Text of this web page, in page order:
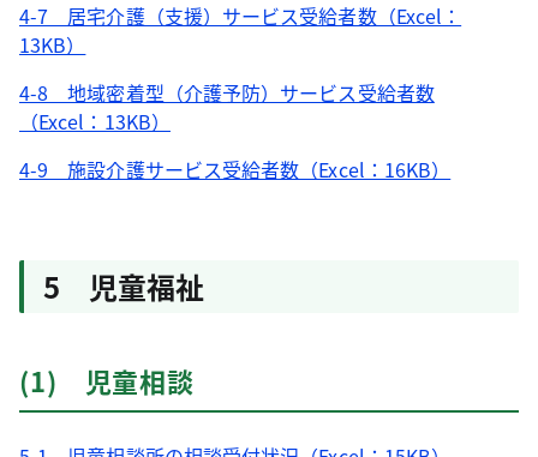
4-7 居宅介護（支援）サービス受給者数（Excel：
13KB）
4-8 地域密着型（介護予防）サービス受給者数
（Excel：13KB）
4-9 施設介護サービス受給者数（Excel：16KB）
5 児童福祉
(1) 児童相談